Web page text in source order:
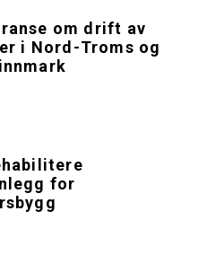
om drift av
i Nord-Troms og
for